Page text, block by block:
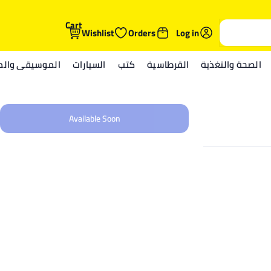
Log in
Orders
Wishlist
Cart
الصحة والتغذية القرطاسية كتب السيارات الموسيقى
Available Soon